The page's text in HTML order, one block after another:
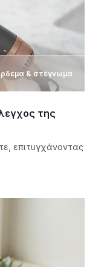
& στέγνωμα
της
επιτυγχάνοντας